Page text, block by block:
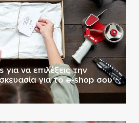
να επιλέξεις την
για το e-shop σου